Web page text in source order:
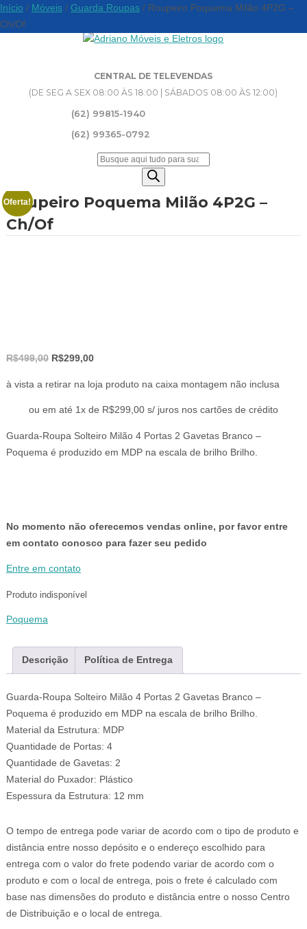
CENTRAL DE TELEVENDAS
(DE SEG A SEX 08:00 ÀS 18:00 | SÁBADOS 08:00 ÀS 12:00)
(62) 99815-1940
(62) 99365-0792
Pesquisar
Início / Móveis / Guarda Roupas / Roupeiro Poquema Milão 4P2G –
Ch/Of
Roupeiro Poquema Milão 4P2G –
Ch/Of
Oferta!
R$499,00 O
original
era:
R$299,00O
atual
é:
à vista a retirar na loja produto na caixa montagem não inclusa
ou em até 1x de R$299,00 s/ juros nos cartões de crédito
Guarda-Roupa Solteiro Milão 4 Portas 2 Gavetas Branco –
Poquema é produzido em MDP na escala de brilho Brilho.
No momento não oferecemos vendas online, por favor entre
em contato conosco para fazer seu pedido
Entre em contato
Produto indisponível
Poquema
Descrição Política de Entrega
Guarda-Roupa Solteiro Milão 4 Portas 2 Gavetas Branco –
Poquema é produzido em MDP na escala de brilho Brilho.
Material da Estrutura: MDP
Quantidade de Portas: 4
Quantidade de Gavetas: 2
Material do Puxador: Plástico
Espessura da Estrutura: 12 mm
O tempo de entrega pode variar de acordo com o tipo de produto e
distância entre nosso depósito e o endereço escolhido para
entrega com o valor do frete podendo variar de acordo com o
produto e com o local de entrega, pois o frete é calculado com
base nas dimensões do produto e distância entre o nosso Centro
de Distribuição e o local de entrega.